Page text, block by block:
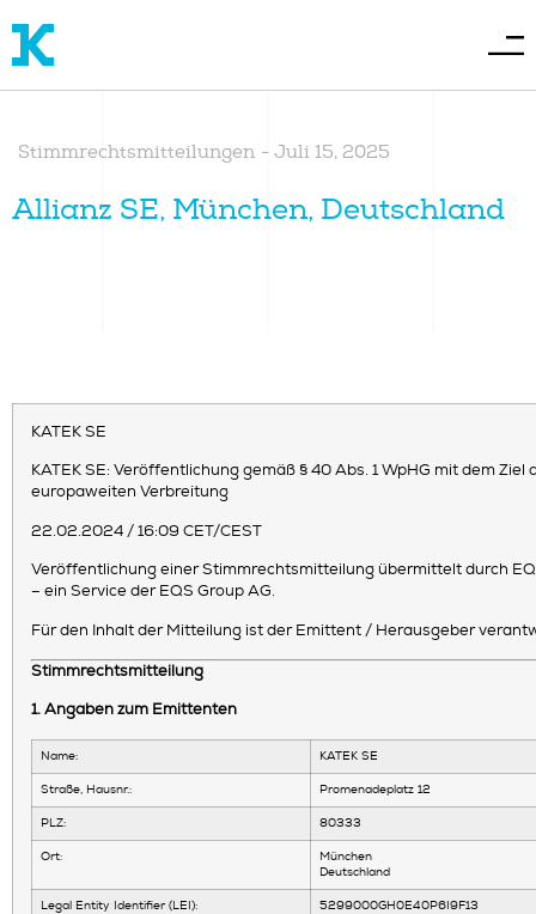
Stimmrechtsmitteilungen - Juli 15, 2025
Allianz SE, München, Deutschland
KATEK SE
KATEK SE: Veröffentlichung gemäß § 40 Abs. 1 WpHG mit dem Ziel
europaweiten Verbreitung
22.02.2024 / 16:09 CET/CEST
Veröffentlichung einer Stimmrechtsmitteilung übermittelt durch
– ein Service der EQS Group AG.
Für den Inhalt der Mitteilung ist der Emittent / Herausgeber
Stimmrechtsmitteilung
1. Angaben zum Emittenten
Name: KATEK SE
Straße, Hausnr.: Promenadeplatz 12
PLZ: 80333
Ort:
München
Deutschland
Legal Entity Identifier (LEI): 5299000GH0E40P6I9F13